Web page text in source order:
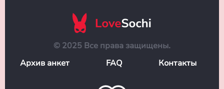
© 2025 Все права защищены.
Архив анкет
FAQ Контакты